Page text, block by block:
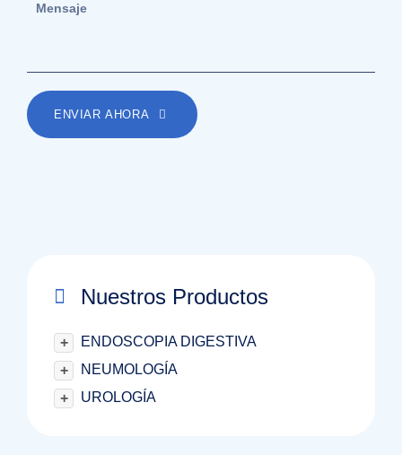
ENVIAR AHORA
Nuestros Productos
+
ENDOSCOPIA DIGESTIVA
+
NEUMOLOGÍA
+
UROLOGÍA